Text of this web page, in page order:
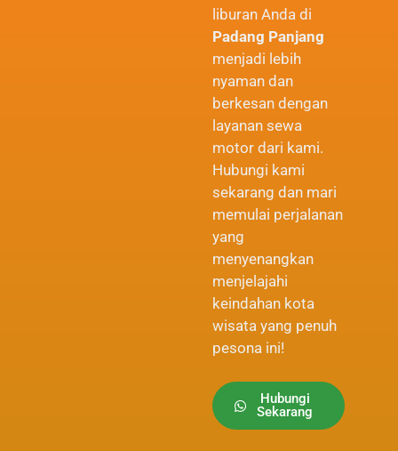
liburan Anda di
Padang Panjang
menjadi lebih
nyaman dan
berkesan dengan
layanan sewa
motor dari kami.
Hubungi kami
sekarang dan mari
memulai perjalanan
yang
menyenangkan
menjelajahi
keindahan kota
wisata yang penuh
pesona ini!
Hubungi
Sekarang